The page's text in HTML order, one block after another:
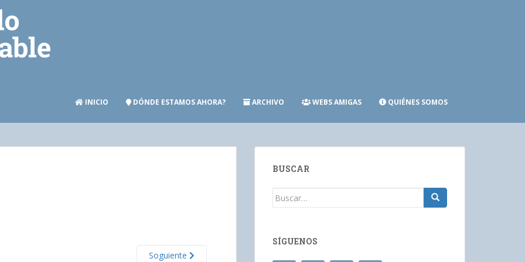
INICIO DÓNDE ESTAMOS AHORA? ARCHIVO WEBS AMIGAS QUIÉNES SOMOS
Soguiente
BUSCAR
Buscar:
SÍGUENOS